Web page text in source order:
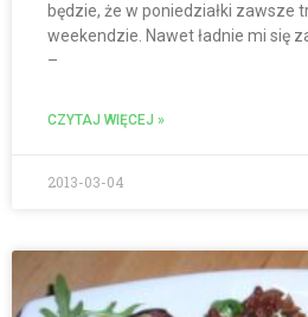
będzie, że w poniedziałki zawsze
weekendzie. Nawet ładnie mi się
–
CZYTAJ WIĘCEJ »
2013-03-04